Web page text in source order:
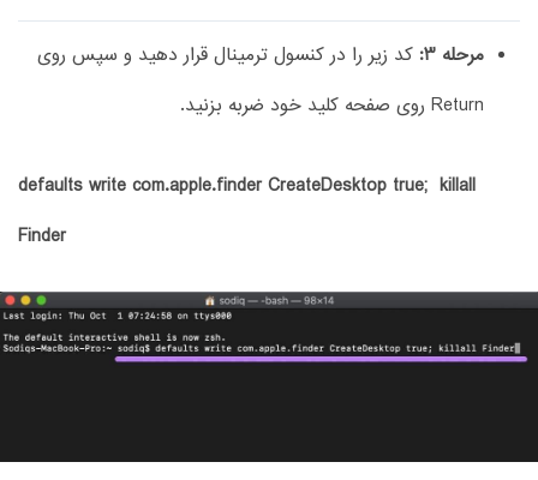
مرحله 3:
کد زیر را در کنسول ترمینال قرار دهید و سپس روی
Return روی صفحه کلید خود ضربه بزنید.
defaults write com.apple.finder CreateDesktop true; killall
Finder